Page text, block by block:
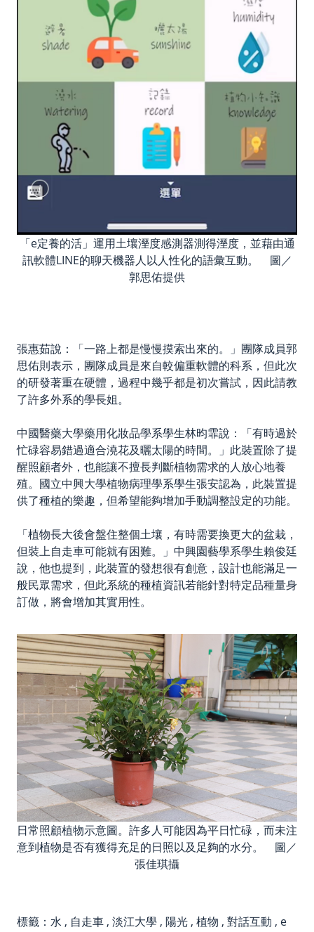
「e定養的活」運用土壤溼度感測器測得溼度，並藉由通
訊軟體LINE的聊天機器人以人性化的語彙互動。 圖／
郭思佑提供
張惠茹說：「一路上都是慢慢摸索出來的。」團隊成員郭
思佑則表示，團隊成員是來自較偏重軟體的科系，但此次
的研發著重在硬體，過程中幾乎都是初次嘗試，因此請教
了許多外系的學長姐。
中國醫藥大學藥用化妝品學系學生林昀霏說：「有時過於
忙碌容易錯過適合澆花及曬太陽的時間。」此裝置除了提
醒照顧者外，也能讓不擅長判斷植物需求的人放心地養
殖。國立中興大學植物病理學系學生張安認為，此裝置提
供了種植的樂趣，但希望能夠增加手動調整設定的功能。
「植物長大後會盤住整個土壤，有時需要換更大的盆栽，
但裝上自走車可能就有困難。」中興園藝學系學生賴俊廷
說，他也提到，此裝置的發想很有創意，設計也能滿足一
般民眾需求，但此系統的種植資訊若能針對特定品種量身
訂做，將會增加其實用性。
日常照顧植物示意圖。許多人可能因為平日忙碌，而未注
意到植物是否有獲得充足的日照以及足夠的水分。 圖／
張佳琪攝
標籤： 水 , 自走車 , 淡江大學 , 陽光 , 植物 , 對話互動 , e